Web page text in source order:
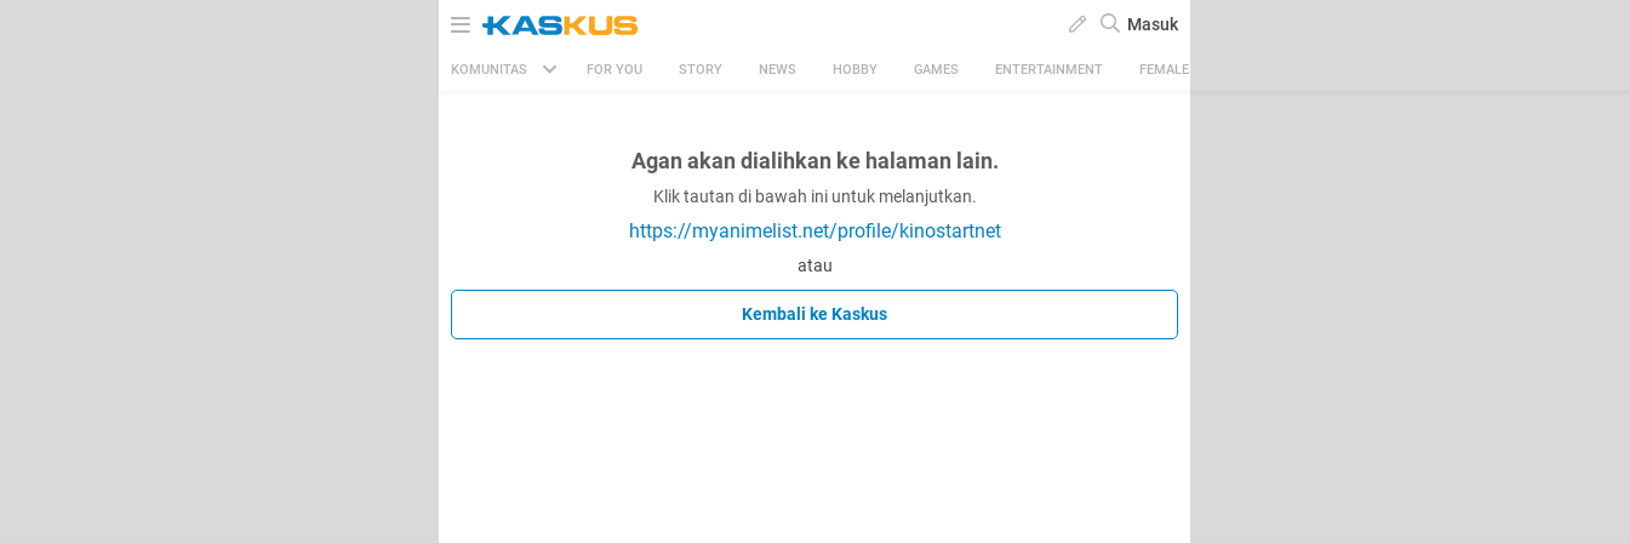
Masuk
KOMUNITAS FOR YOU STORY NEWS HOBBY GAMES ENTERTAINMENT FEMALE
Agan akan dialihkan ke halaman lain.
Klik tautan di bawah ini untuk melanjutkan.
https://myanimelist.net/profile/kinostartnet
atau
Kembali ke Kaskus